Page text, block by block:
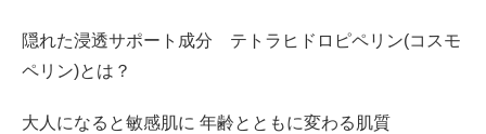
隠れた浸透サポート成分 テトラヒドロピペリン(コスモ
ペリン)とは？
大人になると敏感肌に 年齢とともに変わる肌質